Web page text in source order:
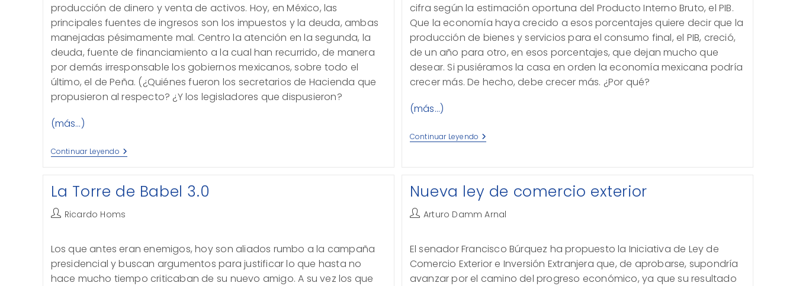
producción de dinero y venta de activos. Hoy, en México, las
principales fuentes de ingresos son los impuestos y la deuda, ambas
manejadas pésimamente mal. Centro la atención en la segunda, la
deuda, fuente de financiamiento a la cual han recurrido, de manera
por demás irresponsable los gobiernos mexicanos, sobre todo el
último, el de Peña. (¿Quiénes fueron los secretarios de Hacienda que
propusieron al respecto? ¿Y los legisladores que dispusieron?
(más…)
Continuar LeyendoDeuda,
¿manejo
cifra según la estimación oportuna del Producto Interno Bruto, el PIB.
Que la economía haya crecido a esos porcentajes quiere decir que la
producción de bienes y servicios para el consumo final, el PIB, creció,
de un año para otro, en esos porcentajes, que dejan mucho que
desear. Si pusiéramos la casa en orden la economía mexicana podría
crecer más. De hecho, debe crecer más. ¿Por qué?
(más…)
Continuar Leyendo ¿Por
Qué
La Torre de Babel 3.0
Autor
entrada:
Ricardo Homs
Los que antes eran enemigos, hoy son aliados rumbo a la campaña
presidencial y buscan argumentos para justificar lo que hasta no
hace mucho tiempo criticaban de su nuevo amigo. A su vez los que
Nueva ley de comercio exterior
Autor
entrada:
Arturo Damm Arnal
El senador Francisco Búrquez ha propuesto la Iniciativa de Ley de
Comercio Exterior e Inversión Extranjera que, de aprobarse, supondría
avanzar por el camino del progreso económico, ya que su resultado